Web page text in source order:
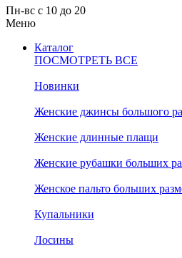
Пн-вс с 10 до 20
Меню
Каталог
ПОСМОТРЕТЬ ВСЕ
Новинки
Женские джинсы большого
Женские длинные плащи
Женские рубашки больших
Женское пальто больших
Купальники
Лосины